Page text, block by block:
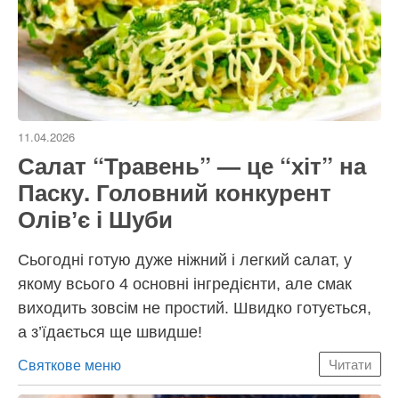
11.04.2026
Салат “Травень” — це “хіт” на
Паску. Головний конкурент
Олівʼє і Шуби
Сьогодні готую дуже ніжний і легкий салат, у
якому всього 4 основні інгредієнти, але смак
виходить зовсім не простий. Швидко готується,
а з’їдається ще швидше!
Категорії
Святкове меню Читати